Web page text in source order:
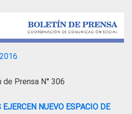
de Prensa N° 306
NUEVO ESPACIO DE